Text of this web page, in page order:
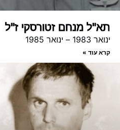
תא"ל מנחם זטורסקי ז"ל
ינואר 1983 – ינואר 1985
קרא עוד »